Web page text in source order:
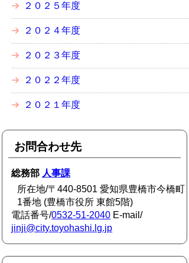
２０２５年度
２０２４年度
２０２３年度
２０２２年度
２０２１年度
お問合わせ先
総務部 人事課
所在地/〒440-8501 愛知県豊橋市今橋町
1番地 (豊橋市役所 東館5階)
電話番号/0532-51-2040 E-mail/
jinji@city.toyohashi.lg.jp